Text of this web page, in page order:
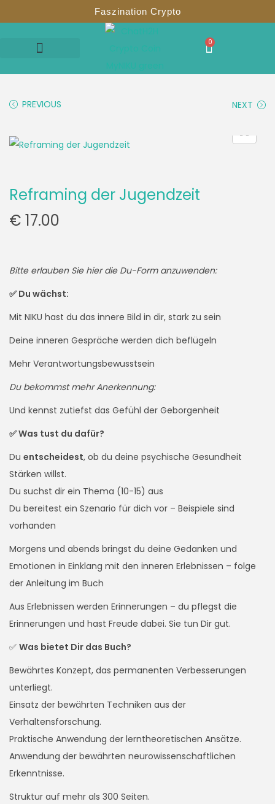
Faszination Crypto
0
PREVIOUS NEXT
Reframing der Jugendzeit
€ 17.00
Bitte erlauben Sie hier die Du-Form anzuwenden:
✅ Du wächst:
Mit NIKU hast du das innere Bild in dir, stark zu sein
Deine inneren Gespräche werden dich beflügeln
Mehr Verantwortungsbewusstsein
Du bekommst mehr Anerkennung:
Und kennst zutiefst das Gefühl der Geborgenheit
✅ Was tust du dafür?
Du entscheidest, ob du deine psychische Gesundheit
Stärken willst.
Du suchst dir ein Thema (10-15) aus
Du bereitest ein Szenario für dich vor – Beispiele sind
vorhanden
Morgens und abends bringst du deine Gedanken und
Emotionen in Einklang mit den inneren Erlebnissen – folge
der Anleitung im Buch
Aus Erlebnissen werden Erinnerungen – du pflegst die
Erinnerungen und hast Freude dabei. Sie tun Dir gut.
✅ Was bietet Dir das Buch?
Bewährtes Konzept, das permanenten Verbesserungen
unterliegt.
Einsatz der bewährten Techniken aus der
Verhaltensforschung.
Praktische Anwendung der lerntheoretischen Ansätze.
Anwendung der bewährten neurowissenschaftlichen
Erkenntnisse.
Struktur auf mehr als 300 Seiten.